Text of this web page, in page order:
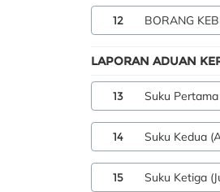
12 BORANG
LAPORAN ADUAN
13 Suku
14 Suku Kedua
15 Suku Ketiga